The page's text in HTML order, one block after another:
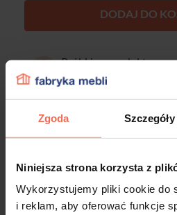
Zgoda Szczegóły
Niniejsza strona korzysta z
Wykorzystujemy pliki cookie do
i reklam, aby oferować funkcje
DODAJ DO
Próbki są produktem
Produkty te nie
Dane